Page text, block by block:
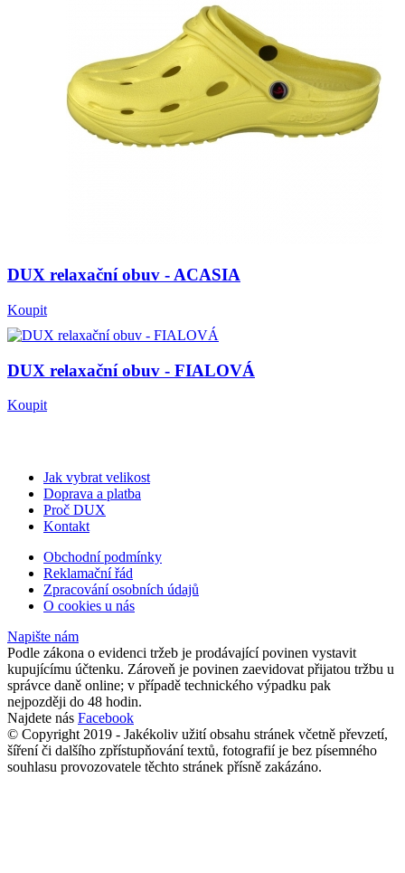
DUX relaxační obuv - ACASIA
Koupit
DUX relaxační obuv - FIALOVÁ
Koupit
Jak vybrat velikost
Doprava a platba
Proč DUX
Kontakt
Obchodní podmínky
Reklamační řád
Zpracování osobních údajů
O cookies u nás
Napište nám
Podle zákona o evidenci tržeb je prodávající povinen vystavit
kupujícímu účtenku. Zároveň je povinen zaevidovat přijatou tržbu u
správce daně online; v případě technického výpadku pak
nejpozději do 48 hodin.
Najdete nás Facebook
© Copyright 2019 - Jakékoliv užití obsahu stránek včetně převzetí,
šíření či dalšího zpřístupňování textů, fotografií je bez písemného
souhlasu provozovatele těchto stránek přísně zakázáno.